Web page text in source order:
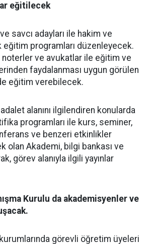
eğitilecek
savcı adayları ile hakim ve
eğitim programları düzenleyecek.
noterler ve avukatlar ile eğitim ve
faydalanması uygun görülen
eğitim verebilecek.
alanını ilgilendiren konularda
programları ile kurs, seminer,
ve benzeri etkinlikler
olan Akademi, bilgi bankası ve
görev alanıyla ilgili yayınlar
Kurulu da akademisyenler ve
görevli öğretim üyeleri